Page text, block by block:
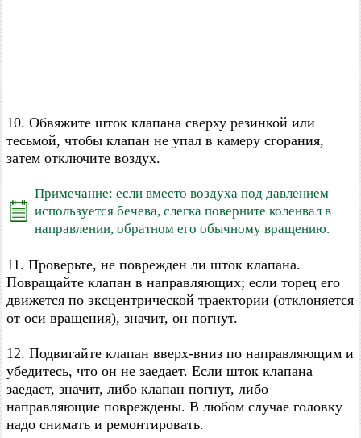
10. Обвяжите шток клапана сверху резинкой или
тесьмой, чтобы клапан не упал в камеру сгорания,
затем отключите воздух.
Примечание: если вместо воздуха под давлением
используется бечева, слегка поверните коленвал в
направлении, обратном его обычному вращению.
11. Проверьте, не поврежден ли шток клапана.
Повращайте клапан в направляющих; если торец его
движется по эксцентрической траектории (отклоняется
от оси вращения), значит, он погнут.
12. Подвигайте клапан вверх-вниз по направляющим и
убедитесь, что он не заедает. Если шток клапана
заедает, значит, либо клапан погнут, либо
направляющие повреждены. В любом случае головку
надо снимать и ремонтировать.